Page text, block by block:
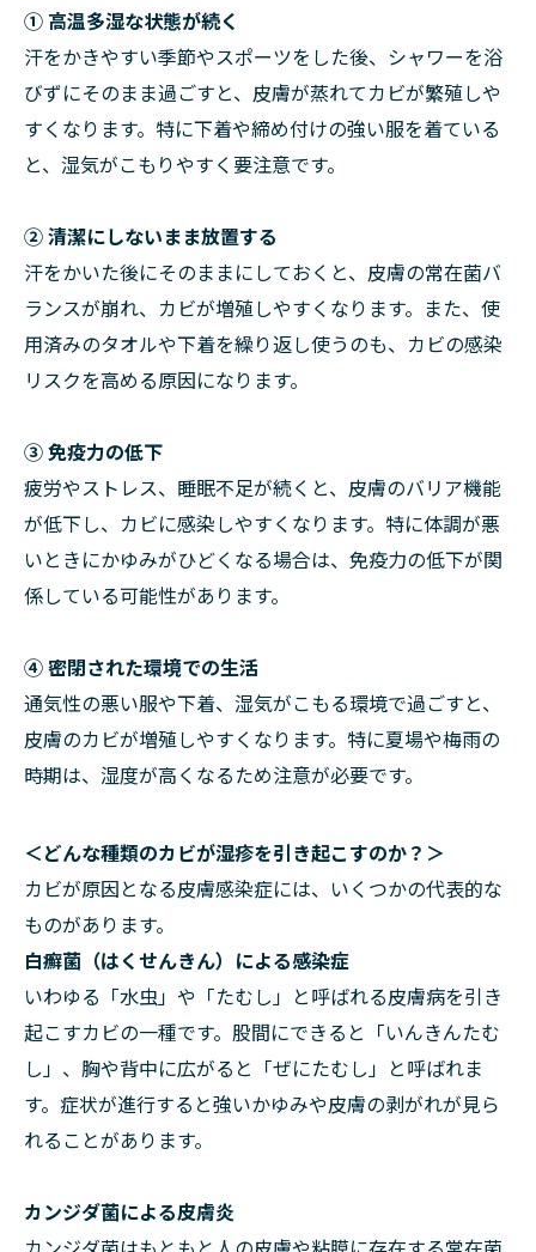
① 高温多湿な状態が続く
汗をかきやすい季節やスポーツをした後、シャワーを浴
びずにそのまま過ごすと、皮膚が蒸れてカビが繁殖しや
すくなります。特に下着や締め付けの強い服を着ている
と、湿気がこもりやすく要注意です。
② 清潔にしないまま放置する
汗をかいた後にそのままにしておくと、皮膚の常在菌バ
ランスが崩れ、カビが増殖しやすくなります。また、使
用済みのタオルや下着を繰り返し使うのも、カビの感染
リスクを高める原因になります。
③ 免疫力の低下
疲労やストレス、睡眠不足が続くと、皮膚のバリア機能
が低下し、カビに感染しやすくなります。特に体調が悪
いときにかゆみがひどくなる場合は、免疫力の低下が関
係している可能性があります。
④ 密閉された環境での生活
通気性の悪い服や下着、湿気がこもる環境で過ごすと、
皮膚のカビが増殖しやすくなります。特に夏場や梅雨の
時期は、湿度が高くなるため注意が必要です。
＜どんな種類のカビが湿疹を引き起こすのか？＞
カビが原因となる皮膚感染症には、いくつかの代表的な
ものがあります。
白癬菌（はくせんきん）による感染症
いわゆる「水虫」や「たむし」と呼ばれる皮膚病を引き
起こすカビの一種です。股間にできると「いんきんたむ
し」、胸や背中に広がると「ぜにたむし」と呼ばれま
す。症状が進行すると強いかゆみや皮膚の剥がれが見ら
れることがあります。
カンジダ菌による皮膚炎